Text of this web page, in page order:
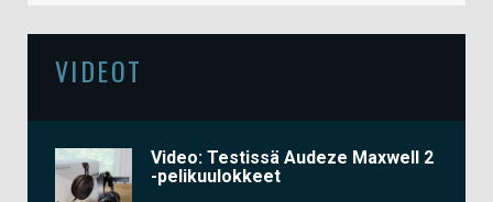
VIDEOT
Video: Testissä Audeze Maxwell 2
-pelikuulokkeet